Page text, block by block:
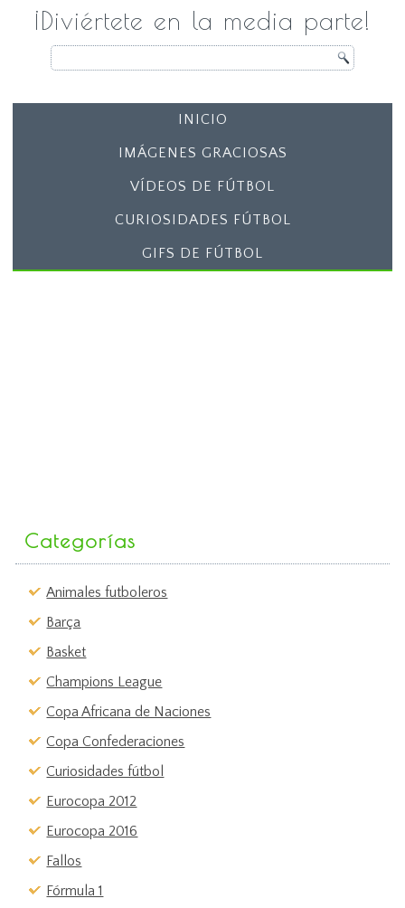
¡Diviértete en la media parte!
INICIO
IMÁGENES GRACIOSAS
VÍDEOS DE FÚTBOL
CURIOSIDADES FÚTBOL
GIFS DE FÚTBOL
Categorías
Animales futboleros
Barça
Basket
Champions League
Copa Africana de Naciones
Copa Confederaciones
Curiosidades fútbol
Eurocopa 2012
Eurocopa 2016
Fallos
Fórmula 1